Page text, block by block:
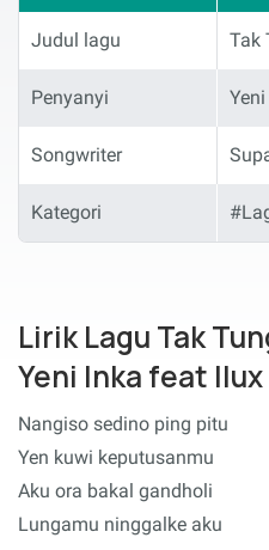
Judul lagu Tak
Penyanyi
Songwriter
Kategori
Lirik Lagu Tak
Yeni Inka feat Ilux
Nangiso sedino ping pitu
Yen kuwi keputusanmu
Aku ora bakal gandholi
Lungamu ninggalke aku